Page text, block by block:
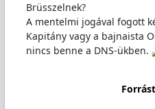
Brüsszelnek?
A mentelmi jogával fogott
Kapitány vagy a bajnaista
nincs benne a DNS-ükben.